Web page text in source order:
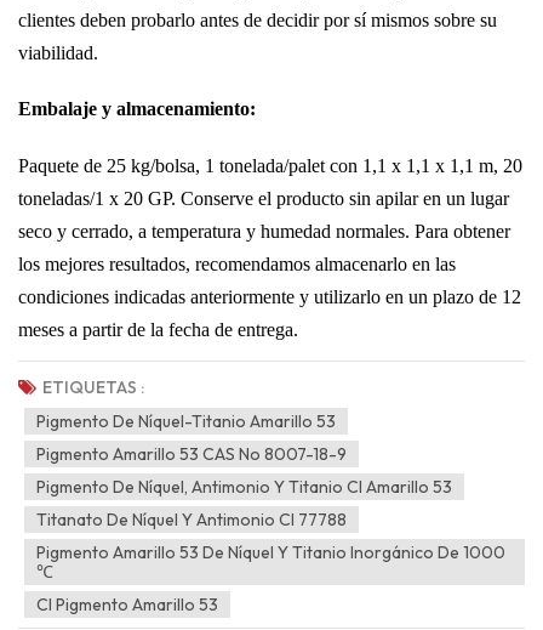
clientes deben probarlo antes de decidir por sí mismos sobre su
viabilidad.
Embalaje y almacenamiento:
Paquete de 25 kg/bolsa, 1 tonelada/palet con 1,1 x 1,1 x 1,1 m, 20
toneladas/1 x 20 GP. Conserve el producto sin apilar en un lugar
seco y cerrado, a temperatura y humedad normales. Para obtener
los mejores resultados, recomendamos almacenarlo en las
condiciones indicadas anteriormente y utilizarlo en un plazo de 12
meses a partir de la fecha de entrega.
ETIQUETAS :
Pigmento De Níquel-Titanio Amarillo 53
Pigmento Amarillo 53 CAS No 8007-18-9
Pigmento De Níquel, Antimonio Y Titanio CI Amarillo 53
Titanato De Níquel Y Antimonio CI 77788
Pigmento Amarillo 53 De Níquel Y Titanio Inorgánico De 1000
℃
CI Pigmento Amarillo 53